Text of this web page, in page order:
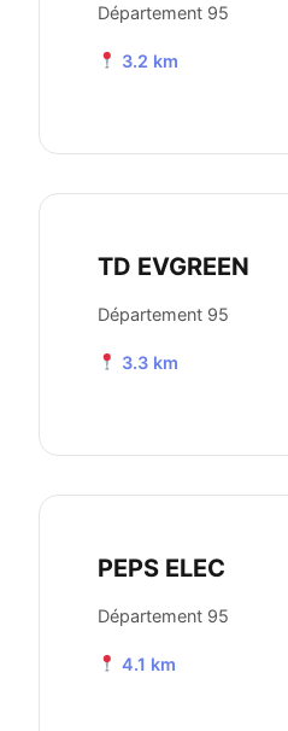
Département 95
3.2 km
TD EVGREEN
Département 95
3.3 km
PEPS ELEC
Département 95
4.1 km